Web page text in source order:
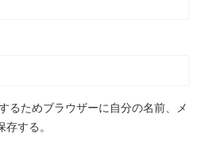
るためブラウザーに自分の名前、メ
する。